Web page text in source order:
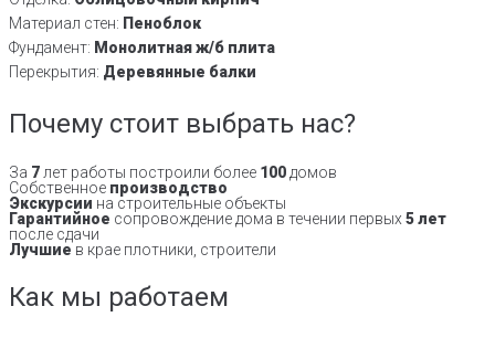
Материал стен: Пеноблок
Фундамент: Монолитная ж/б плита
Перекрытия: Деревянные балки
Почему стоит выбрать нас?
За 7 лет работы построили более 100 домов
Собственное производство
Экскурсии на строительные объекты
Гарантийное сопровождение дома в течении первых 5 лет
после сдачи
Лучшие в крае плотники, строители
Как мы работаем